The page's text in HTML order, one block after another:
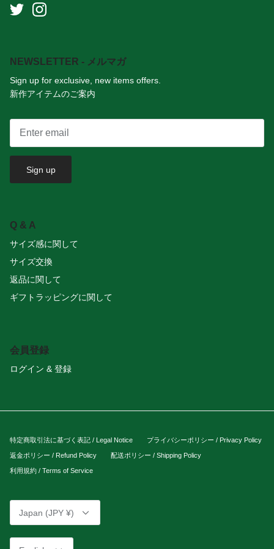
NEWSLETTER - メルマガ
Sign up for exclusive, new items offers.
新作アイテムのご案内
Sign up
Q & A
サイズ感に関して
サイズ交換
返品に関して
ギフトラッピングに関して
会員登録
ログイン & 登録
特定商取引法に基づく表記 / Legal Notice プライバシーポリシー / Privacy Policy
返金ポリシー / Refund Policy 配送ポリシー / Shipping Policy
利用規約 / Terms of Service
Currency
Japan (JPY ¥)